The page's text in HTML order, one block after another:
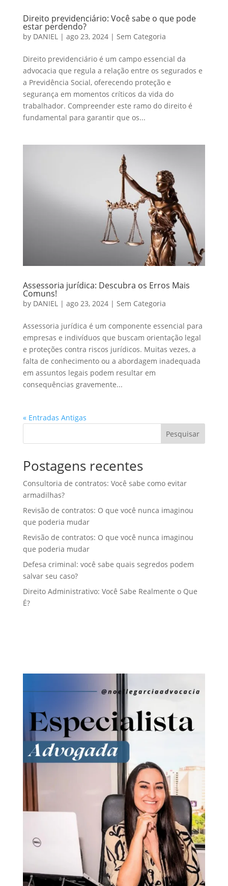
Direito previdenciário: Você sabe o que pode
estar perdendo?
by DANIEL | ago 23, 2024| Sem Categoria
Direito previdenciário é um campo essencial da
advocacia que regula a relação entre os segurados e
a Previdência Social, oferecendo proteção e
segurança em momentos críticos da vida do
trabalhador. Compreender este ramo do direito é
fundamental para garantir que os...
Assessoria jurídica: Descubra os Erros Mais
Comuns!
by DANIEL| ago 23, 2024| Sem Categoria
Assessoria jurídica é um componente essencial para
empresas e indivíduos que buscam orientação legal
e proteções contra riscos jurídicos. Muitas vezes, a
falta de conhecimento ou a abordagem inadequada
em assuntos legais podem resultar em
consequências gravemente...
« Entradas Antigas
Pesquisar
Postagens recentes
Consultoria de contratos: Você sabe como evitar
armadilhas?
Revisão de contratos: O que você nunca imaginou
que poderia mudar
Revisão de contratos: O que você nunca imaginou
que poderia mudar
Defesa criminal: você sabe quais segredos podem
salvar seu caso?
Direito Administrativo: Você Sabe Realmente o Que
É?